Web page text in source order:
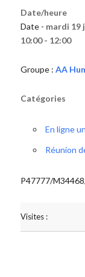
Date/heure
Date - mardi 19
10:00 - 12:00
Groupe : AA
Catégories
En ligne
Réunion
P47777/
Visites :